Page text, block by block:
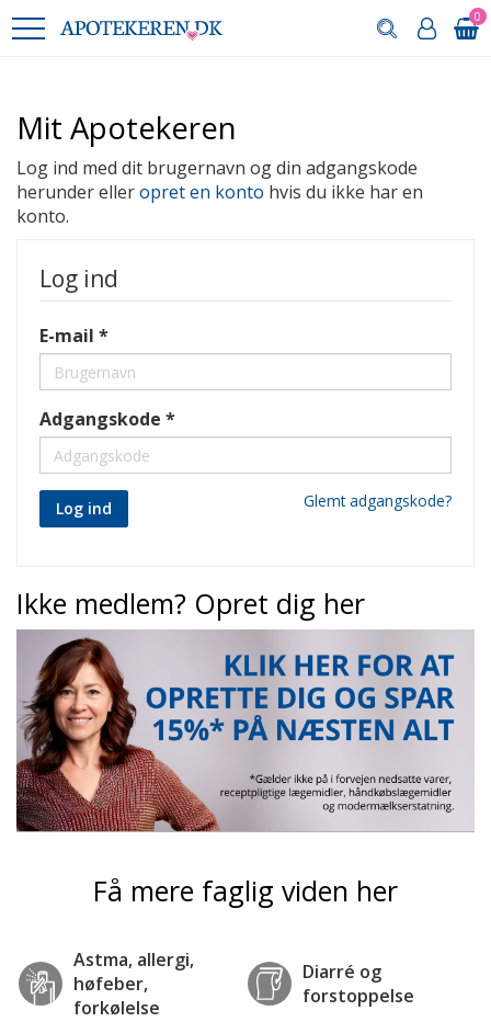
0
Mit Apotekeren
Log ind med dit brugernavn og din adgangskode
herunder elleropret en konto hvis du ikke har en
konto.
Log ind
E-mail
Adgangskode
Log ind Glemt adgangskode?
Ikke medlem? Opret dig her
Få mere faglig viden her
Astma, allergi,
høfeber,
forkølelse
Diarré og
forstoppelse